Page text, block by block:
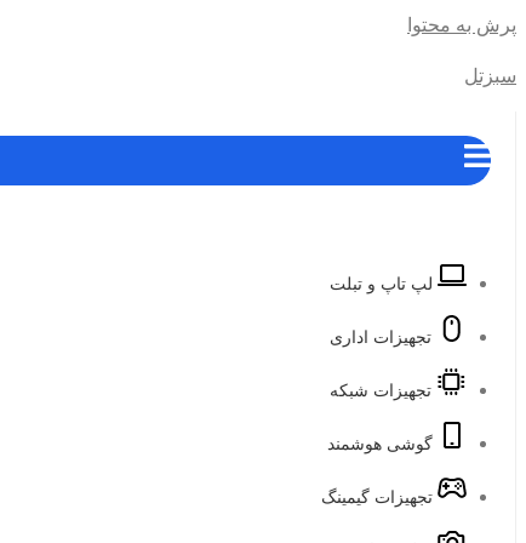
پرش به محتوا
سبزتل
لپ تاپ و تبلت
تجهیزات اداری
تجهیزات شبکه
گوشی هوشمند
تجهیزات گیمینگ